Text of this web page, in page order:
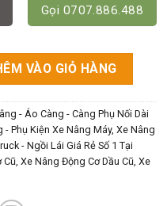
Gọi 0707.886.488
- Giải Pháp Nâng Hàng
VÀO GIỎ HÀNG
- Áo Càng - Càng Phụ Nối Dài
- Phụ Kiện Xe Nâng Máy, Xe Nâng
- Ngồi Lái Giá Rẻ Số 1 Tại
Cũ, Xe Nâng Động Cơ Dầu Cũ, Xe